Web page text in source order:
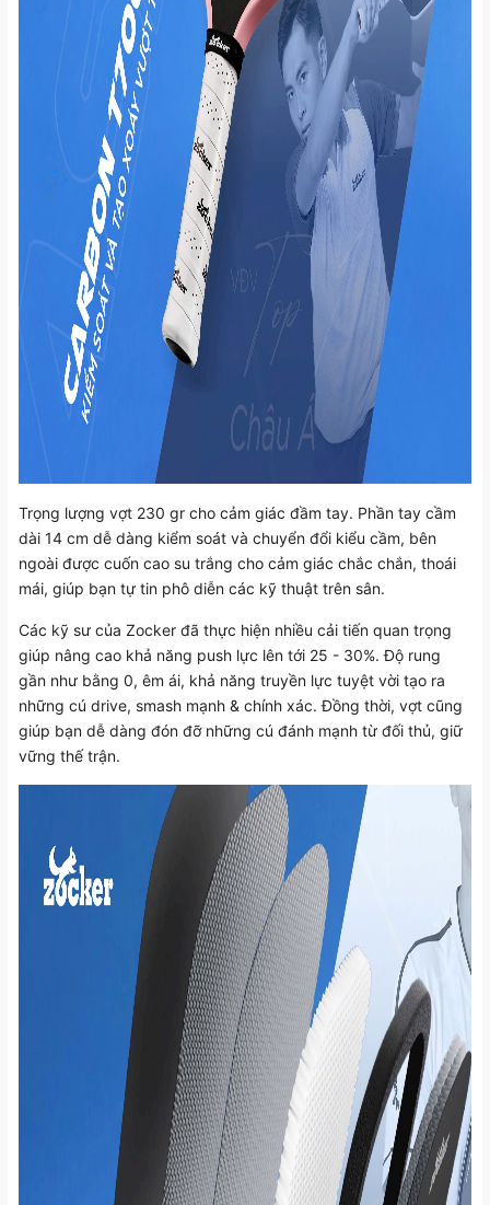
Trọng lượng vợt 230 gr cho cảm giác đầm tay. Phần tay cầm
dài 14 cm dễ dàng kiểm soát và chuyển đổi kiểu cầm, bên
ngoài được cuốn cao su trắng cho cảm giác chắc chắn, thoái
mái, giúp bạn tự tin phô diễn các kỹ thuật trên sân.
Các kỹ sư của Zocker đã thực hiện nhiều cải tiến quan trọng
giúp nâng cao khả năng push lực lên tới 25 - 30%. Độ rung
gần như bằng 0, êm ái, khả năng truyền lực tuyệt vời tạo ra
những cú drive, smash mạnh & chính xác. Đồng thời, vợt cũng
giúp bạn dễ dàng đón đỡ những cú đánh mạnh từ đối thủ, giữ
vững thế trận.